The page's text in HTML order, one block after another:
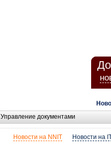
Новости:
Управление документами
Новости на
Новости на NNIT